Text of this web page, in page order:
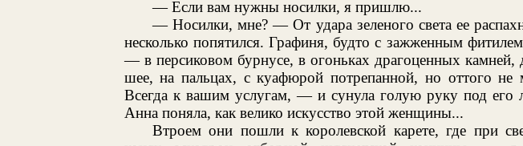
— Если вам нужны носилки, я пришлю...
— Носилки, мне? — От удара зеленого света ее
несколько попятился. Графиня, будто с зажженным
— в персиковом бурнусе, в огоньках драгоценных
шее, на пальцах, с куафюрой потрепанной, но оттого не
Всегда к вашим услугам, — и сунула голую руку под его
Анна поняла, как велико искусство этой женщины...
Втроем они пошли к королевской карете, где при